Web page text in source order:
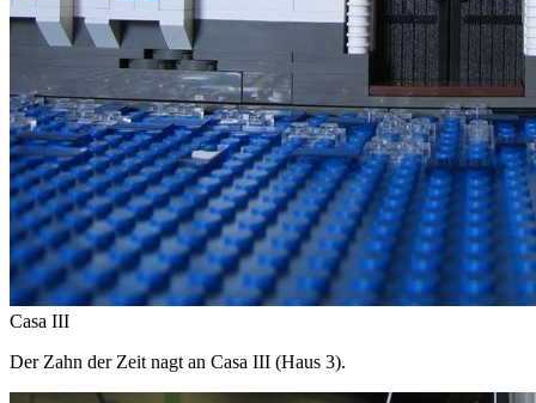
Casa III
Der Zahn der Zeit nagt an Casa III (Haus 3).